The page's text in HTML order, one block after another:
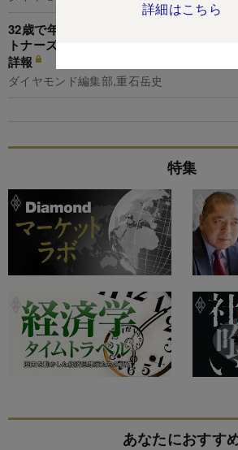
詳細はこちら
32歳で年収3000万円超え！M＆Aキャピ
トナーズの「賞与・報酬細則」独自入手
詳報
ダイヤモンド編集部,重石岳史
特集
あなたにおすす